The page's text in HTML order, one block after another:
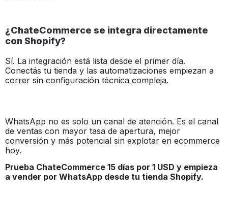
¿ChateCommerce se integra directamente
con Shopify?
Sí. La integración está lista desde el primer día.
Conectás tu tienda y las automatizaciones empiezan a
correr sin configuración técnica compleja.
WhatsApp no es solo un canal de atención. Es el canal
de ventas con mayor tasa de apertura, mejor
conversión y más potencial sin explotar en ecommerce
hoy.
Prueba ChateCommerce 15 días por 1 USD y empieza
a vender por WhatsApp desde tu tienda Shopify.